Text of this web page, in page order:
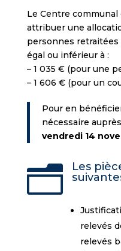
Le Centre communal
attribuer une
personnes
égal ou inférieur à :
– 1 035 € (pour une
– 1 606 € (pour un
Pour en
nécessaire auprès
vendredi 14
n
Les
relevés
relevés